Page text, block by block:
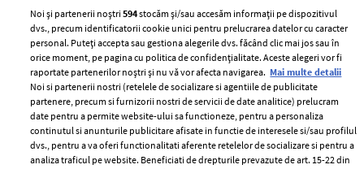
ELLE Style Awards
2024
Despre ELLE
Termeni si conditii
Politica de
confidențialitate
Noi și partenerii noștri594stocăm și/sau accesăm informații pe dispozitivul
dvs., precum identificatorii cookie unici pentru prelucrarea datelor cu caracter
personal. Puteți accepta sau gestiona alegerile dvs. făcând clic mai jos sau în
orice moment, pe pagina cu politica de confidențialitate. Aceste alegeri vor fi
raportate partenerilor noștri și nu vă vor afecta navigarea. Mai multe detalii
Noi si partenerii nostri (retelele de socializare si agentiile de publicitate
partenere, precum si furnizorii nostri de servicii de date analitice) prelucram
date pentru a permite website-ului sa functioneze, pentru a personaliza
continutul si anunturile publicitare afisate in functie de interesele si/sau profilul
dvs., pentru a va oferi functionalitati aferente retelelor de socializare si pentru a
analiza traficul pe website. Beneficiati de drepturile prevazute de art. 15-22 din